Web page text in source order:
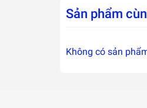
Sản phẩm
Không có sản